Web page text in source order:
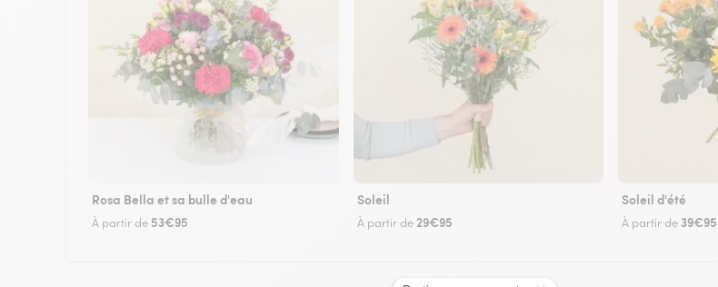
Rosa Bella et sa bulle d'eau
À partir de 53€95
Soleil
À partir de 29€95
Soleil d'été
À partir de 39€95